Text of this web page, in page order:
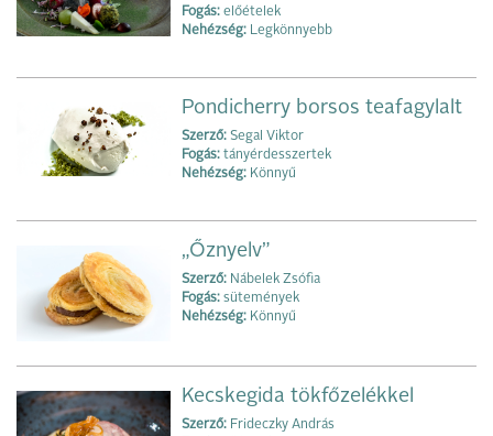
Fogás: előételek
Nehézség: Legkönnyebb
Pondicherry borsos teafagylalt
Szerző: Segal Viktor
Fogás: tányérdesszertek
Nehézség: Könnyű
„Őznyelv”
Szerző: Nábelek Zsófia
Fogás: sütemények
Nehézség: Könnyű
Kecskegida tökfőzelékkel
Szerző: Frideczky András